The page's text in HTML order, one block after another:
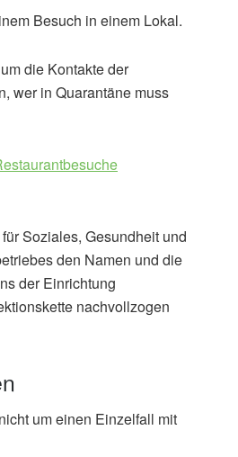
Besuch in einem Lokal.
die Kontakte der
wer in Quarantäne muss
Soziales, Gesundheit und
den Namen und die
der Einrichtung
nachvollzogen
um einen Einzelfall mit